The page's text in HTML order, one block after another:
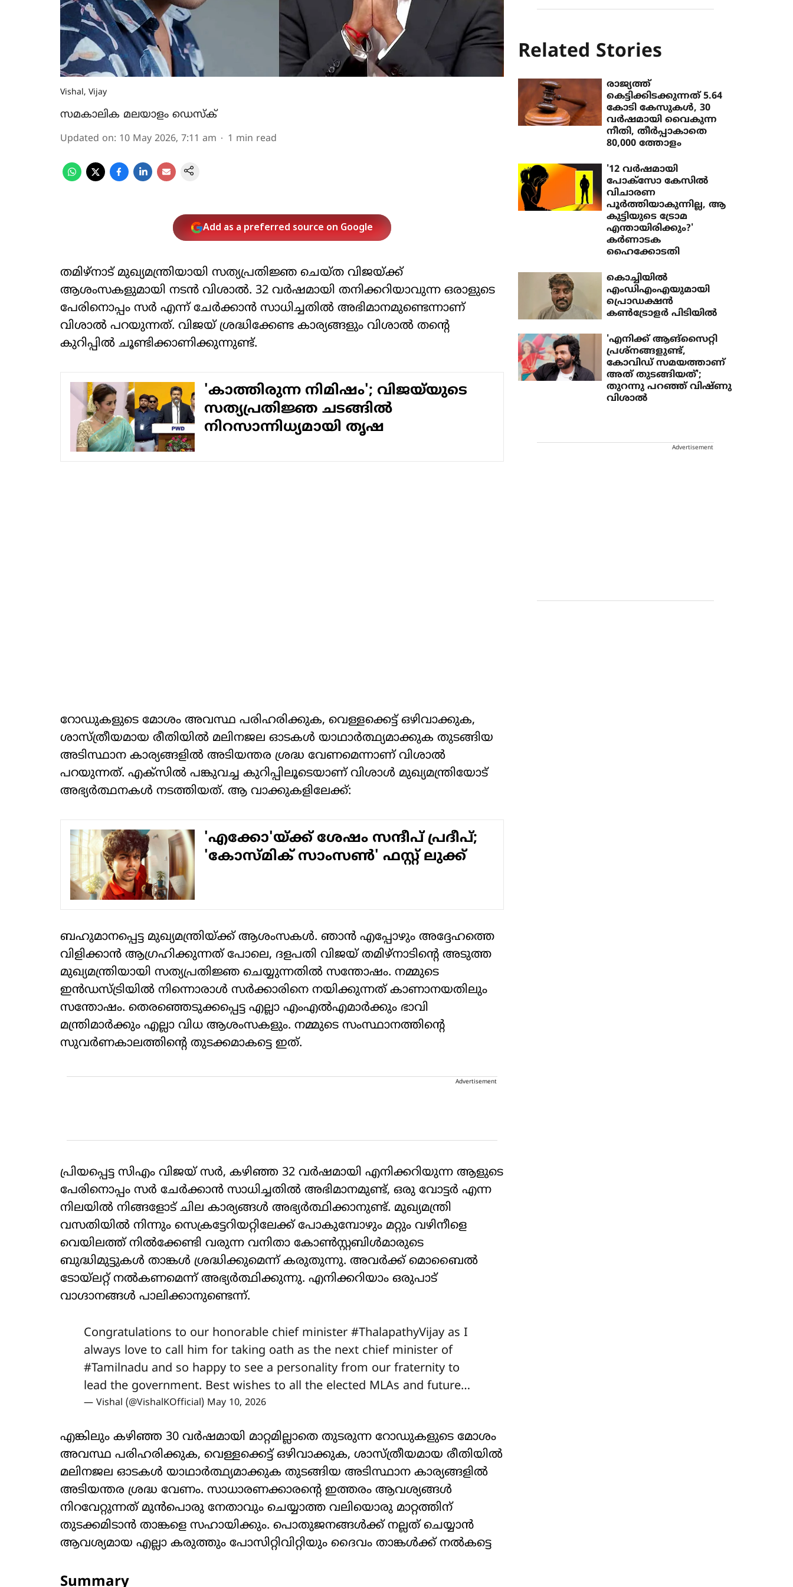
Vishal, Vijay
സമകാലിക മലയാളം ഡെസ്ക്
Updated on: 10 May 2026, 7:11 am 1 min read
Add as a preferred source on Google
തമിഴ്‌നാട് മുഖ്യമന്ത്രിയായി സത്യപ്രതിജ്ഞ ചെയ്ത വിജയ്ക്ക്
ആശംസകളുമായി നടന്‍ വിശാല്‍. 32 വര്‍ഷമായി തനിക്കറിയാവുന്ന ഒരാളുടെ
പേരിനൊപ്പം സര്‍ എന്ന് ചേര്‍ക്കാന്‍ സാധിച്ചതില്‍ അഭിമാനമുണ്ടെന്നാണ്
വിശാല്‍ പറയുന്നത്. വിജയ് ശ്രദ്ധിക്കേണ്ട കാര്യങ്ങളും വിശാല്‍ തന്റെ
കുറിപ്പില്‍ ചൂണ്ടിക്കാണിക്കുന്നുണ്ട്.
'കാത്തിരുന്ന നിമിഷം'; വിജയ്‌യുടെ
സത്യപ്രതിജ്ഞ ചടങ്ങില്‍
നിറസാന്നിധ്യമായി തൃഷ
റോഡുകളുടെ മോശം അവസ്ഥ പരിഹരിക്കുക, വെള്ളക്കെട്ട് ഒഴിവാക്കുക,
ശാസ്ത്രീയമായ രീതിയില്‍ മലിനജല ഓടകള്‍ യാഥാര്‍ത്ഥ്യമാക്കുക തുടങ്ങിയ
അടിസ്ഥാന കാര്യങ്ങളില്‍ അടിയന്തര ശ്രദ്ധ വേണമെന്നാണ് വിശാല്‍
പറയുന്നത്. എക്‌സില്‍ പങ്കുവച്ച കുറിപ്പിലൂടെയാണ് വിശാള്‍ മുഖ്യമന്ത്രിയോട്
അഭ്യര്‍ത്ഥനകള്‍ നടത്തിയത്. ആ വാക്കുകളിലേക്ക്:
'എക്കോ'യ്ക്ക് ശേഷം സന്ദീപ് പ്രദീപ്;
'കോസ്മിക് സാംസൺ' ഫസ്റ്റ് ലുക്ക്
ബഹുമാനപ്പെട്ട മുഖ്യമന്ത്രിയ്ക്ക് ആശംസകള്‍. ഞാന്‍ എപ്പോഴും അദ്ദേഹത്തെ
വിളിക്കാന്‍ ആഗ്രഹിക്കുന്നത് പോലെ, ദളപതി വിജയ് തമിഴ്‌നാടിന്റെ അടുത്ത
മുഖ്യമന്ത്രിയായി സത്യപ്രതിജ്ഞ ചെയ്യുന്നതില്‍ സന്തോഷം. നമ്മുടെ
ഇന്‍ഡസ്ട്രിയില്‍ നിന്നൊരാള്‍ സര്‍ക്കാരിനെ നയിക്കുന്നത് കാണാനയതിലും
സന്തോഷം. തെരഞ്ഞെടുക്കപ്പെട്ട എല്ലാ എംഎല്‍എമാര്‍ക്കും ഭാവി
മന്ത്രിമാര്‍ക്കും എല്ലാ വിധ ആശംസകളും. നമ്മുടെ സംസ്ഥാനത്തിന്റെ
സുവര്‍ണകാലത്തിന്റെ തുടക്കമാകട്ടെ ഇത്.
Advertisement
പ്രിയപ്പെട്ട സിഎം വിജയ് സര്‍, കഴിഞ്ഞ 32 വര്‍ഷമായി എനിക്കറിയുന്ന ആളുടെ
പേരിനൊപ്പം സര്‍ ചേര്‍ക്കാന്‍ സാധിച്ചതില്‍ അഭിമാനമുണ്ട്, ഒരു വോട്ടര്‍ എന്ന
നിലയില്‍ നിങ്ങളോട് ചില കാര്യങ്ങള്‍ അഭ്യര്‍ത്ഥിക്കാനുണ്ട്. മുഖ്യമന്ത്രി
വസതിയില്‍ നിന്നും സെക്രട്ടേറിയറ്റിലേക്ക് പോകുമ്പോഴും മറ്റും വഴിനീളെ
വെയിലത്ത് നില്‍ക്കേണ്ടി വരുന്ന വനിതാ കോണ്‍സ്റ്റബിള്‍മാരുടെ
ബുദ്ധിമുട്ടുകള്‍ താങ്കള്‍ ശ്രദ്ധിക്കുമെന്ന് കരുതുന്നു. അവര്‍ക്ക് മൊബൈല്‍
ടോയ്‌ലറ്റ് നല്‍കണമെന്ന് അഭ്യര്‍ത്ഥിക്കുന്നു. എനിക്കറിയാം ഒരുപാട്
വാഗ്ദാനങ്ങള്‍ പാലിക്കാനുണ്ടെന്ന്.
Congratulations to our honorable chief minister #ThalapathyVijay as I
always love to call him for taking oath as the next chief minister of
#Tamilnadu and so happy to see a personality from our fraternity to
lead the government. Best wishes to all the elected MLAs and future…
— Vishal (@VishalKOfficial) May 10, 2026
എങ്കിലും കഴിഞ്ഞ 30 വര്‍ഷമായി മാറ്റമില്ലാതെ തുടരുന്ന റോഡുകളുടെ മോശം
അവസ്ഥ പരിഹരിക്കുക, വെള്ളക്കെട്ട് ഒഴിവാക്കുക, ശാസ്ത്രീയമായ രീതിയില്‍
മലിനജല ഓടകള്‍ യാഥാര്‍ത്ഥ്യമാക്കുക തുടങ്ങിയ അടിസ്ഥാന കാര്യങ്ങളില്‍
അടിയന്തര ശ്രദ്ധ വേണം. സാധാരണക്കാരന്റെ ഇത്തരം ആവശ്യങ്ങള്‍
നിറവേറ്റുന്നത് മുന്‍പൊരു നേതാവും ചെയ്യാത്ത വലിയൊരു മാറ്റത്തിന്
തുടക്കമിടാന്‍ താങ്കളെ സഹായിക്കും. പൊതുജനങ്ങള്‍ക്ക് നല്ലത് ചെയ്യാന്‍
ആവശ്യമായ എല്ലാ കരുത്തും പോസിറ്റിവിറ്റിയും ദൈവം താങ്കള്‍ക്ക് നല്‍കട്ടെ
Summary
Related Stories
രാജ്യത്ത്
കെട്ടിക്കിടക്കുന്നത് 5.64
കോടി കേസുകള്‍, 30
വര്‍ഷമായി വൈകുന്ന
നീതി, തീര്‍പ്പാകാതെ
80,000 ത്തോളം
'12 വര്‍ഷമായി
പോക്‌സോ കേസില്‍
വിചാരണ
പൂര്‍ത്തിയാകുന്നില്ല, ആ
കുട്ടിയുടെ ട്രോമ
എന്തായിരിക്കും?'
കര്‍ണാടക
ഹൈക്കോടതി
കൊച്ചിയില്‍
എംഡിഎംഎയുമായി
പ്രൊഡക്ഷന്‍
കണ്‍ട്രോളര്‍ പിടിയില്‍
'എനിക്ക് ആങ്സൈറ്റി
പ്രശ്നങ്ങളുണ്ട്,
കോവിഡ് സമയത്താണ്
അത് തുടങ്ങിയത്';
തുറന്നു പറഞ്ഞ് വിഷ്ണു
വിശാൽ
Advertisement